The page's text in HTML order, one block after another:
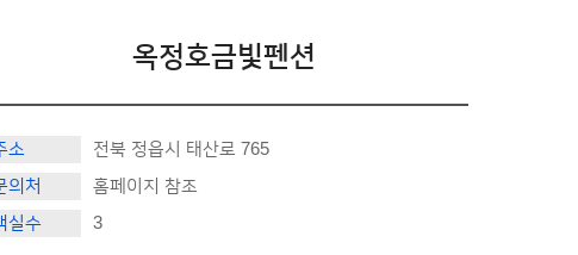
옥정호금빛펜션
소
전북 정읍시 태산로 765
의처
홈페이지 참조
실수
3